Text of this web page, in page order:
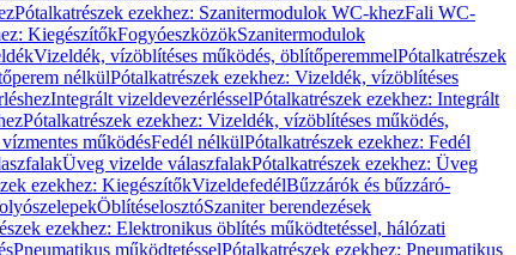
Pótalkatrészek ezekhez: Szanitermodulok WC-khezFali WC-
KiegészítőkFogyóeszközökSzanitermodulok
Vizeldék, vízöblítéses működés, öblítőperemmelPótalkatrészek
nélkülPótalkatrészek ezekhez: Vizeldék, vízöblítéses
Integrált vizeldevezérlésselPótalkatrészek ezekhez: Integrált
Pótalkatrészek ezekhez: Vizeldék, vízöblítéses működés,
működésFedél nélkülPótalkatrészek ezekhez: Fedél
Üveg vizelde válaszfalakPótalkatrészek ezekhez: Üveg
ezekhez: KiegészítőkVizeldefedélBűzzárók és bűzzáró-
ÖblítéselosztóSzaniter berendezések
ezekhez: Elektronikus öblítés működtetéssel, hálózati
Pneumatikus működtetésselPótalkatrészek ezekhez: Pneumatikus